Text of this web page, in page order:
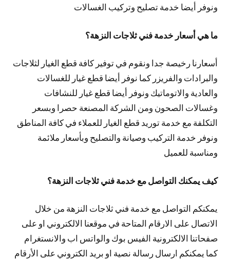
ونوفر أيضا خدمة تصليح وتركيب الغسالات
ما هي أسعار خدمة فني ثلاجات النزهة؟
أسعارنا رخيصة جدا ونقوم في توفير كافة قطع الغيار لثلاجات
والبرادات والفريزر كما نوفر أيضا قطع غيار للغسالات
والعادية والاتوماتيك ونوفر أيضا قطع غيار للنشافات
وغسالات الصحون ومن الشركة المصنعة حصرا وبسعر
التكلفة مع خدمة توريد قطع الغيار للعملاء في كافة المناطق
ونوفر خدمة التركيب وصيانة والتصليح وبأسعار ملائمة
ومناسبة للعميل
كيف يمكنك التواصل مع خدمة فني ثلاجات النزهة؟
يمكنكم التواصل مع خدمة فني ثلاجات النزهة من خلال
الاتصال على الارقام المتاحة في موقعنا الالكتروني او على
صفحاتنا الالكترونية الفيس بوك والواتس اب والانستغرام
كما يمكنكم ارسال رسالة نصية او بريد الكتروني على الأرقام